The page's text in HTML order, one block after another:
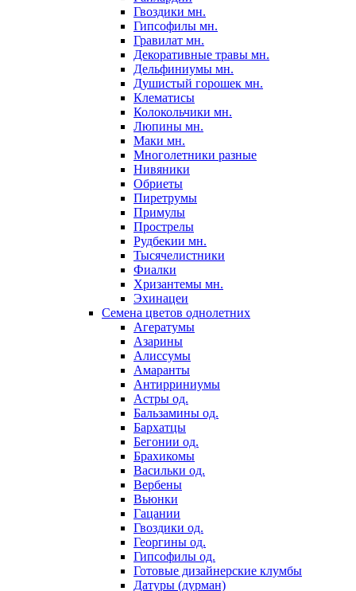
Гвоздики мн.
Гипсофилы мн.
Гравилат мн.
Декоративные травы мн.
Дельфиниумы мн.
Душистый горошек мн.
Клематисы
Колокольчики мн.
Люпины мн.
Маки мн.
Многолетники разные
Нивяники
Обриеты
Пиретрумы
Примулы
Прострелы
Рудбекии мн.
Тысячелистники
Фиалки
Хризантемы мн.
Эхинацеи
Семена цветов однолетних
Агератумы
Азарины
Алиссумы
Амаранты
Антирриниумы
Астры од.
Бальзамины од.
Бархатцы
Бегонии од.
Брахикомы
Васильки од.
Вербены
Вьюнки
Гацании
Гвоздики од.
Георгины од.
Гипсофилы од.
Готовые дизайнерские клумбы
Датуры (дурман)